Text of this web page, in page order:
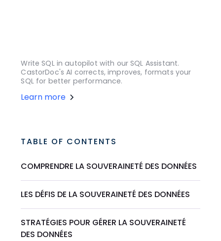
Write SQL in autopilot with our SQL Assistant.
CastorDoc's AI corrects, improves, formats your
SQL for better performance.
Learn more
TABLE OF CONTENTS
COMPRENDRE LA SOUVERAINETÉ DES DONNÉES
LES DÉFIS DE LA SOUVERAINETÉ DES DONNÉES
STRATÉGIES POUR GÉRER LA SOUVERAINETÉ
DES DONNÉES